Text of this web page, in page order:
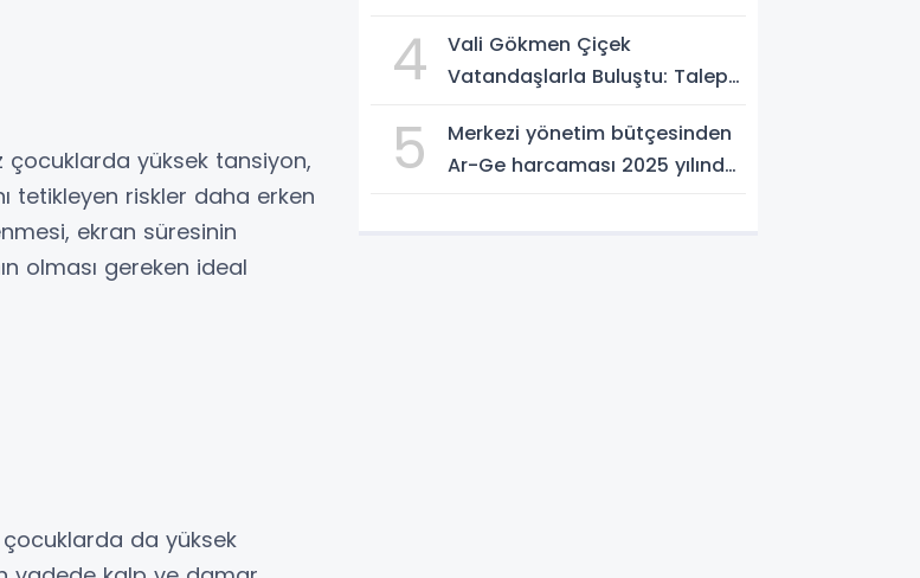
çocuklarda yüksek tansiyon,
tetikleyen riskler daha erken
ekran süresinin
olması gereken ideal
da yüksek
4
Vali Gökmen Çiçek
Vatandaşlarla Buluştu: Talep
5
Merkezi yönetim bütçesinden
Ar-Ge harcaması 2025 yılında